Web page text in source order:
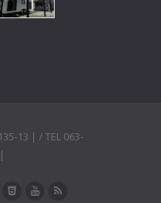
13 | / TEL 063-